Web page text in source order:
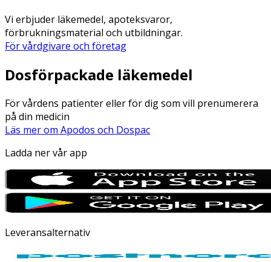
Vi erbjuder läkemedel, apoteksvaror,
förbrukningsmaterial och utbildningar.
För vårdgivare och företag
Dosförpackade läkemedel
För vårdens patienter eller för dig som vill prenumerera
på din medicin
Läs mer om Apodos och Dospac
Ladda ner vår app
Leveransalternativ